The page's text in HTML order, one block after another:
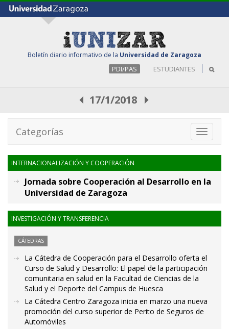
Boletín diario informativo de la Universidad de Zaragoza
PDI/PAS ESTUDIANTES
17/1/2018
Toggle
Categorías
INTERNACIONALIZACIÓN Y COOPERACIÓN
Jornada sobre Cooperación al Desarrollo en la
Universidad de Zaragoza
INVESTIGACIÓN Y TRANSFERENCIA
CÁTEDRAS
La Cátedra de Cooperación para el Desarrollo oferta el
Curso de Salud y Desarrollo: El papel de la participación
comunitaria en salud en la Facultad de Ciencias de la
Salud y el Deporte del Campus de Huesca
La Cátedra Centro Zaragoza inicia en marzo una nueva
promoción del curso superior de Perito de Seguros de
Automóviles